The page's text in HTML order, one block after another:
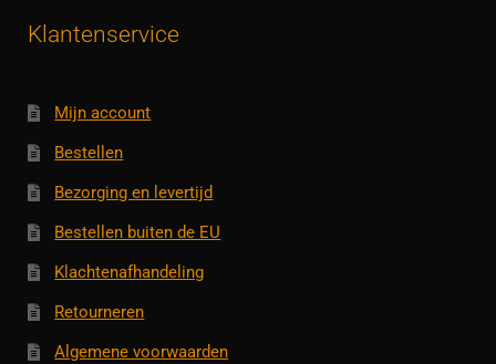
Klantenservice
Mijn account
Bestellen
Bezorging en levertijd
Bestellen buiten de EU
Klachtenafhandeling
Retourneren
Algemene voorwaarden